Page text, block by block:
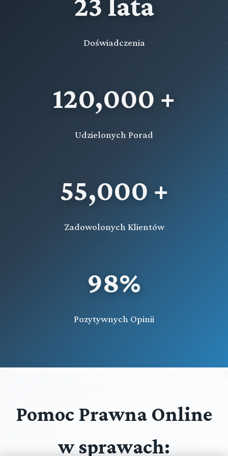
Doświadczenia
120,000 +
Udzielonych Porad
55,000 +
Zadowolonych Klientów
98%
Pozytywnych Opinii
Pomoc Prawna Online
w sprawach: